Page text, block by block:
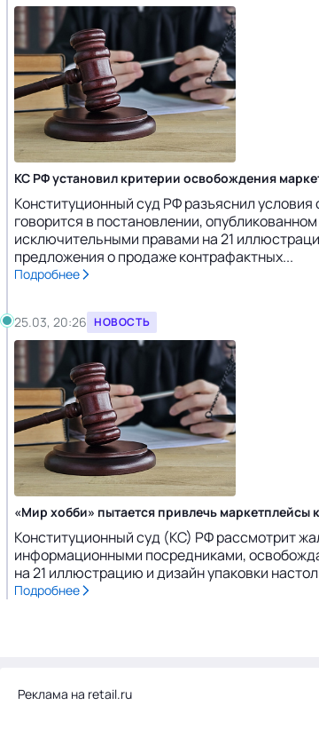
КС РФ установил критерии освобождения
Конституционный суд РФ разъяснил
говорится в постановлении,
исключительными правами на 21
предложения о продаже контрафактных...
Подробнее
25.03, 20:26 НОВОСТЬ
«Мир хобби» пытается привлечь маркетплейсы
Конституционный суд (КС) РФ рассмотрит
информационными посредниками,
на 21 иллюстрацию и дизайн упаковки
Подробнее
Реклама на retail.ru